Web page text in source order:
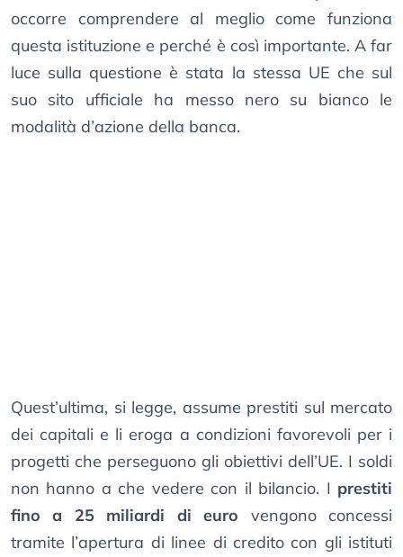
occorre comprendere al meglio come funziona
questa istituzione e perché è così importante. A far
luce sulla questione è stata la stessa UE che sul
suo sito ufficiale ha messo nero su bianco le
modalità d’azione della banca.
Quest’ultima, si legge, assume prestiti sul mercato
dei capitali e li eroga a condizioni favorevoli per i
progetti che perseguono gli obiettivi dell’UE. I soldi
non hanno a che vedere con il bilancio. I prestiti
fino a 25 miliardi di euro vengono concessi
tramite l’apertura di linee di credito con gli istituti